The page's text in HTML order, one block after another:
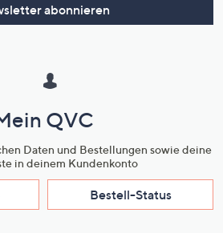
abonnieren
QVC
Daten und Bestellungen sowie deine
in deinem Kundenkonto
Bestell-Status